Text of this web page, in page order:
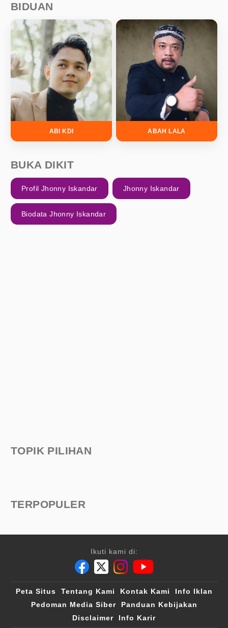
BIDUAN
ABI KDI ABAH LALA
BUKA DIKIT
Profil Jhonny Iskandar Jhonny Iskandar
Biodata Jhonny Iskandar
TOPIK PILIHAN
TERPOPULER
Ikuti kami di:
Peta Situs Tentang Kami Kontak Kami
Info Iklan
Pedoman Media Siber
Panduan Kebijakan
Disclaimer
Info Karir